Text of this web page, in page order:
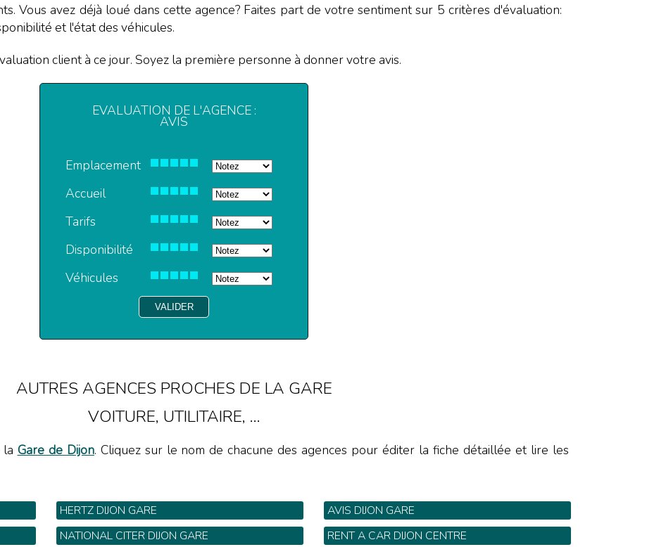
Vous avez déjà loué dans cette agence? Faites part de votre sentiment sur 5 critères d'évaluation:
et l'état des véhicules.
client à ce jour. Soyez la première personne à donner votre avis.
EVALUATION DE L'AGENCE :
AVIS
Emplacement
Accueil
Tarifs
Disponibilité
Véhicules
AUTRES AGENCES PROCHES DE LA GARE
VOITURE, UTILITAIRE, ...
Gare de Dijon. Cliquez sur le nom de chacune des agences pour éditer la fiche détaillée et lire les
HERTZ DIJON GARE
7 Bis Cour de la Gare - Tel: 03 80 53 14 00
AVIS DIJON GARE
Gare SNCF - Tel: 08 20 61 16 63
NATIONAL CITER DIJON GARE
RENT A CAR DIJON CENTRE